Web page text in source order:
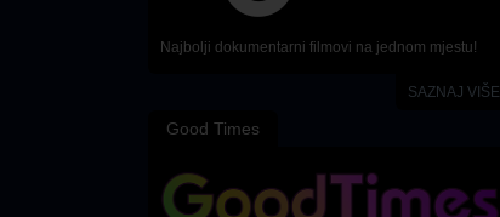
Najbolji dokumentarni filmovi na jednom mjestu!
SAZNAJ VIŠE
Good Times